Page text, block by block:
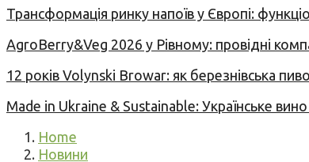
Трансформація ринку напоїв у Європі:
AgroBerry&Veg 2026 у Рівному: провідні
12 років Volynski Browar: як березнівська
Made in Ukraine & Sustainable: Українське
Home
Новини